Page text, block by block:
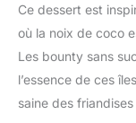
Ce dessert est
où la noix de coco
Les bounty sans
l’essence de ces
saine des